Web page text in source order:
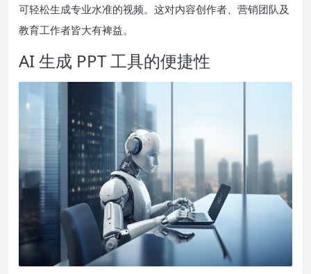
可轻松生成专业水准的视频。这对内容创作者、营销团队及
教育工作者皆大有裨益。
AI 生成 PPT 工具的便捷性